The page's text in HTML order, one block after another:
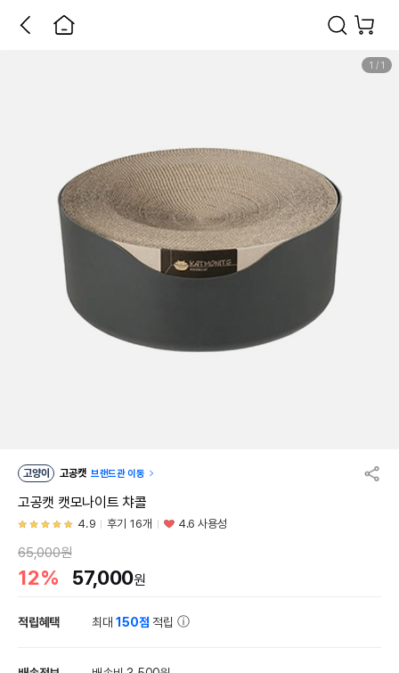
1 / 1
고양이 고공캣 브랜드관 이동
고공캣 캣모나이트 챠콜
4.9 후기 16개 4.6 사용성
65,000원
12% 57,000원
적립혜택 최대150점 적립